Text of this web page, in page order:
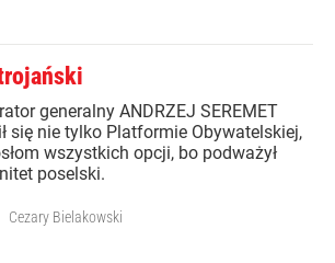
generalny ANDRZEJ SEREMET
się nie tylko Platformie Obywatelskiej,
wszystkich opcji, bo podważył
poselski.
Cezary Bielakowski